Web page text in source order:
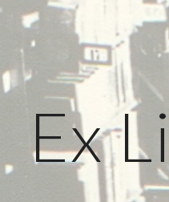
Skip to main
Ex